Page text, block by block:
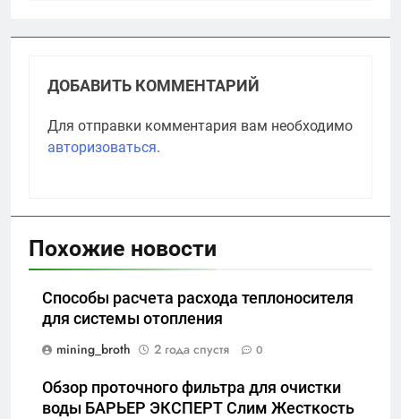
ДОБАВИТЬ КОММЕНТАРИЙ
Для отправки комментария вам необходимо
авторизоваться.
Похожие новости
Способы расчета расхода теплоносителя
для системы отопления
mining_broth
2 года спустя 0
Обзор проточного фильтра для очистки
воды БАРЬЕР ЭКСПЕРТ Слим Жесткость